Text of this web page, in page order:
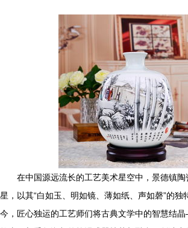
在中国源远流长的工艺美术星空中，景德镇
星，以其“白如玉、明如镜、薄如纸、声如磬”的独
今，匠心独运的工艺师们将古典文学中的智慧结